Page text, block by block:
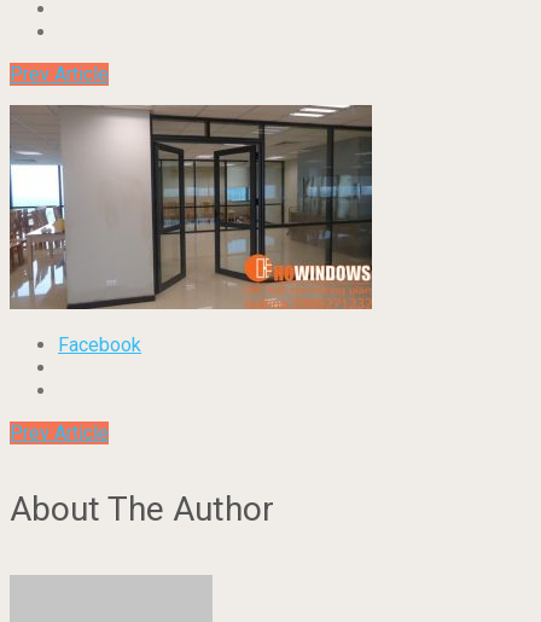
Prev Article
Facebook
Prev Article
About The Author